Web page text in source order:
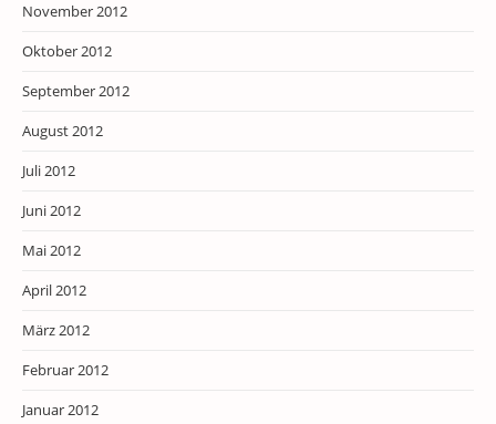
November 2012
Oktober 2012
September 2012
August 2012
Juli 2012
Juni 2012
Mai 2012
April 2012
März 2012
Februar 2012
Januar 2012